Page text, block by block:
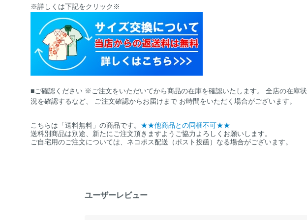
※詳しくは下記をクリック※
■ご確認ください ※ご注文をいただいてから商品の在庫を確認いたします。 全店の在庫状
況を確認するなど、 ご注文確認からお届けまで お時間をいただく場合がございます。
こちらは「送料無料」の商品です。 ★★他商品との同梱不可★★
送料別商品は別途、新たにご注文頂きますようご協力よろしくお願いします。
ご自宅用のご注文については、ネコポス配送（ポスト投函）なる場合がございます。
ユーザーレビュー